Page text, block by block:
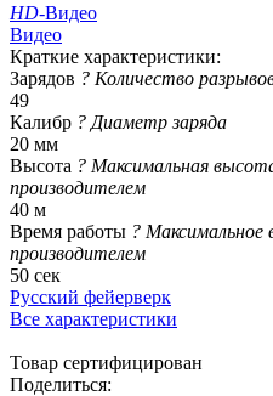
HD-Видео
Видео
Краткие характеристики:
Зарядов ? Количество
49
Калибр ? Диаметр заряда
20 мм
Высота ? Максимальная
производителем
40 м
Время работы ? Максимальное
производителем
50 сек
Русский фейерверк
Все характеристики
Товар сертифицирован
Поделиться: